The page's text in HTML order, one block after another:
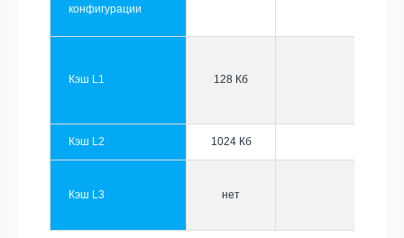
конфигурации
Кэш L1 128 Кб
Кэш L2 1024 Кб
Кэш L3 нет